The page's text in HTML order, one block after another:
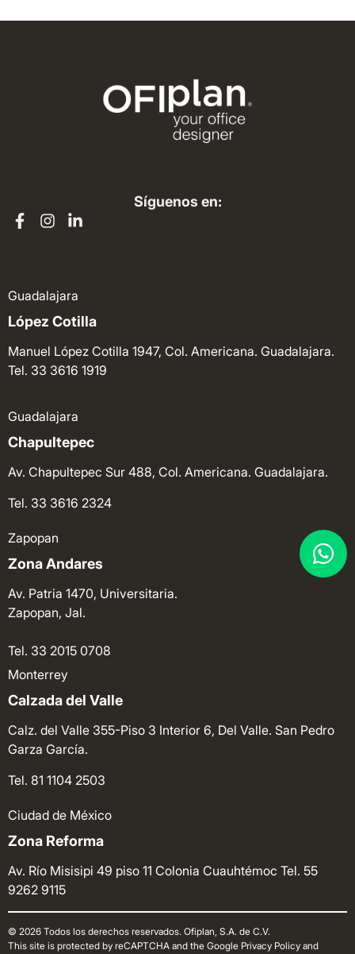
Síguenos en:
Guadalajara
López Cotilla
Manuel López Cotilla 1947, Col. Americana. Guadalajara.
Tel. 33 3616 1919
Guadalajara
Chapultepec
Av. Chapultepec Sur 488, Col. Americana. Guadalajara.
Tel. 33 3616 2324
Zapopan
Zona Andares
Av. Patria 1470, Universitaria.
Zapopan, Jal.
Tel. 33 2015 0708
Monterrey
Calzada del Valle
Calz. del Valle 355-Piso 3 Interior 6, Del Valle. San Pedro
Garza García.
Tel. 81 1104 2503
Ciudad de México
Zona Reforma
Av. Río Misisipi 49 piso 11 Colonia Cuauhtémoc Tel. 55
9262 9115
© 2026 Todos los derechos reservados. Ofiplan, S.A. de C.V.
This site is protected by reCAPTCHA and the Google Privacy Policy and